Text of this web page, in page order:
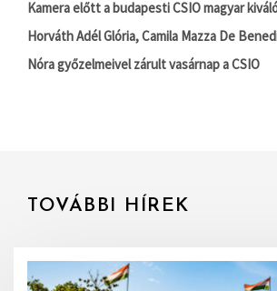
Kamera előtt a budapesti CSIO magyar
Horváth Adél Glória, Camila Mazza De
Nóra győzelmeivel zárult vasárnap a CSIO
TOVÁBBI HÍREK